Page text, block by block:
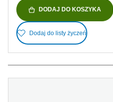
DODAJ DO KOSZYKA
Dodaj do listy życzeń